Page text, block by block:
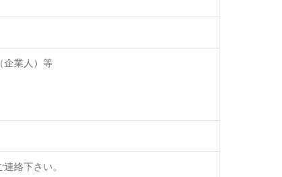
企業人）等
絡下さい。